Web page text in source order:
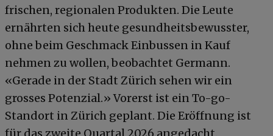
frischen, regionalen Produkten. Die Leute
ernährten sich heute gesundheitsbewusster,
ohne beim Geschmack Einbussen in Kauf
nehmen zu wollen, beobachtet Germann.
«Gerade in der Stadt Zürich sehen wir ein
grosses Potenzial.» Vorerst ist ein To-go-
Standort in Zürich geplant. Die Eröffnung ist
für das zweite Quartal 2026 angedacht.